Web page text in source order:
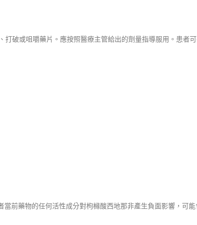
破或咀嚼藥片。應按照醫療主管給出的劑量指導服用。患者
前藥物的任何活性成分對枸櫞酸西地那非產生負面影響，可能